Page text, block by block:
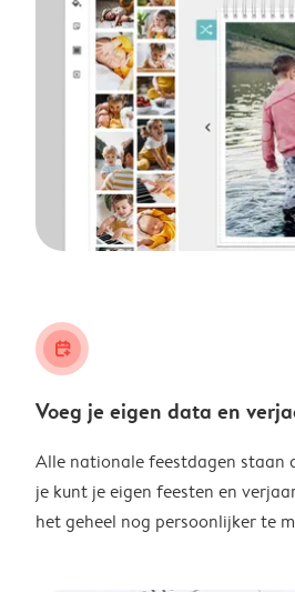
calendar_plus
Voeg je eigen data en
Alle nationale feestdagen staan
je kunt je eigen feesten en
het geheel nog persoonlijker te